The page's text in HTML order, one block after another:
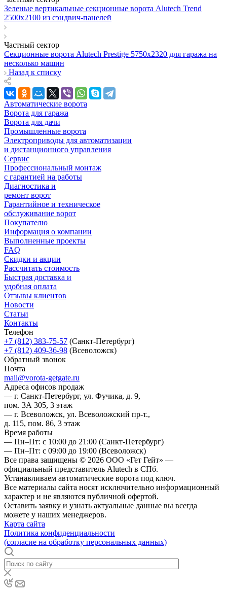
Зеленые вертикальные секционные ворота Alutech Trend
2500х2100 из сэндвич-панелей
Частный сектор
Секционные ворота Alutech Prestige 5750х2320 для гаража на
несколько машин
Назад к списку
Автоматические ворота
Ворота для гаража
Ворота для дачи
Промышленные ворота
Электроприводы для автоматизации
и дистанционного управления
Сервис
Профессиональный монтаж
с гарантией на работы
Диагностика и
ремонт ворот
Гарантийное и техническое
обслуживание ворот
Покупателю
Информация о компании
Выполненные проекты
FAQ
Скидки и акции
Рассчитать стоимость
Быстрая доставка и
удобная оплата
Отзывы клиентов
Новости
Статьи
Контакты
Телефон
+7 (812) 383-75-57 (Санкт-Петербург)
+7 (812) 409-36-98 (Всеволожск)
Обратный звонок
Почта
mail@vorota-getgate.ru
Адреса офисов продаж
— г. Санкт-Петербург, ул. Фучика, д. 9,
пом. 3А 305, 3 этаж
— г. Всеволожск, ул. Всеволожский пр-т.,
д. 115, пом. 86, 3 этаж
Время работы
— Пн–Пт: с 10:00 до 21:00 (Санкт-Петербург)
— Пн–Пт: с 09:00 до 19:00 (Всеволожск)
Все права защищены © 2026 ООО «Гет Гейт» —
официальный представитель Alutech в СПб.
Устанавливаем автоматические ворота под ключ.
Все материалы сайта носят исключительно информационный
характер и не являются публичной офертой.
Оставить заявку и узнать актуальные данные вы всегда
можете у наших менеджеров.
Карта сайта
Политика конфиденциальности
(согласие на обработку персональных данных)